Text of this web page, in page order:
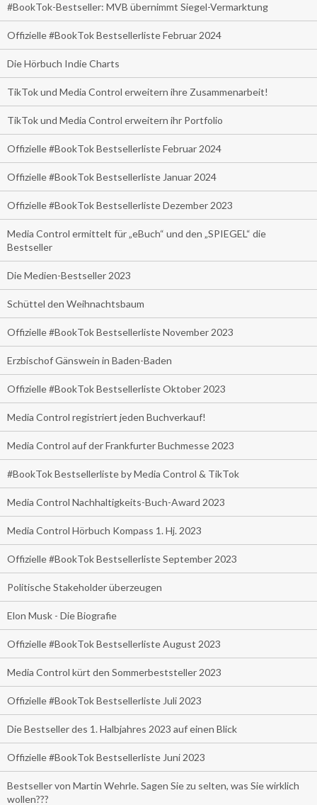
#BookTok-Bestseller: MVB übernimmt Siegel-Vermarktung
Offizielle #BookTok Bestsellerliste Februar 2024
Die Hörbuch Indie Charts
TikTok und Media Control erweitern ihre Zusammenarbeit!
TikTok und Media Control erweitern ihr Portfolio
Offizielle #BookTok Bestsellerliste Februar 2024
Offizielle #BookTok Bestsellerliste Januar 2024
Offizielle #BookTok Bestsellerliste Dezember 2023
Media Control ermittelt für „eBuch“ und den „SPIEGEL“ die
Bestseller
Die Medien-Bestseller 2023
Schüttel den Weihnachtsbaum
Offizielle #BookTok Bestsellerliste November 2023
Erzbischof Gänswein in Baden-Baden
Offizielle #BookTok Bestsellerliste Oktober 2023
Media Control registriert jeden Buchverkauf!
Media Control auf der Frankfurter Buchmesse 2023
#BookTok Bestsellerliste by Media Control & TikTok
Media Control Nachhaltigkeits-Buch-Award 2023
Media Control Hörbuch Kompass 1. Hj. 2023
Offizielle #BookTok Bestsellerliste September 2023
Politische Stakeholder überzeugen
Elon Musk - Die Biografie
Offizielle #BookTok Bestsellerliste August 2023
Media Control kürt den Sommerbeststeller 2023
Offizielle #BookTok Bestsellerliste Juli 2023
Die Bestseller des 1. Halbjahres 2023 auf einen Blick
Offizielle #BookTok Bestsellerliste Juni 2023
Bestseller von Martin Wehrle. Sagen Sie zu selten, was Sie wirklich
wollen???